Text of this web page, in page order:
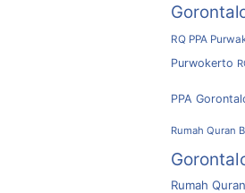
RQ PPA
Purwokerto
PPA
Rumah Quran
Rumah